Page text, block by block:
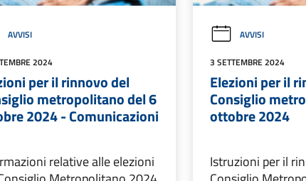
AVVISI
2024
per il rinnovo del
metropolitano del 6
2024 - Comunicazioni
relative alle elezioni
AVVISI
3 SETTEMBRE 2024
Elezioni per il
Consiglio
ottobre 2024
Istruzioni per il